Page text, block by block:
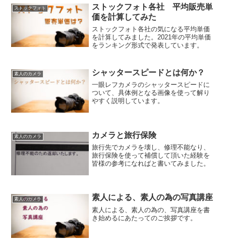
ストックフォト
ストックフォト各社 平均販売単
価を計算してみた
ストックフォト各社の気になる平均単価
を計算してみました。2021年の平均単価
をランキング形式で発表しています。
素人のカメラ シャッタースピードとは何か？
一眼レフカメラのシャッタースピードに
ついて、具体例となる画像を使って解り
やすく説明しています。
素人のカメラ カメラと旅行保険
旅行先でカメラを壊し、修理不能なり、
旅行保険を使って補償して頂いた経験を
皆様の参考になればと書いてみました。
素人のカメラ 素人による、素人の為の写真講座
素人による、素人の為の、写真講座を書
き始めるにあたってのご挨拶です。